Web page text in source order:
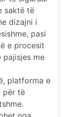
saktë të
dizajni i
pasi
e procesit
pajisjes me
platforma e
për të